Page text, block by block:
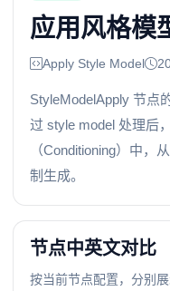
应用风格模
Apply Style Model
StyleModelApply 节点
过 style model 处理后
（Conditioning）中，
制生成。
节点中英文对比
按当前节点配置，分别